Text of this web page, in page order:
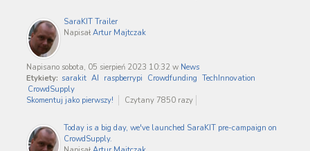
SaraKIT Trailer
Napisał Artur Majtczak
Napisano sobota, 05 sierpień 2023 10:32 w News
Etykiety: sarakit AI raspberrypi Crowdfunding TechInnovation
CrowdSupply
Skomentuj jako pierwszy!
Czytany 7850 razy
Today is a big day, we've launched SaraKIT pre-campaign on
CrowdSupply.